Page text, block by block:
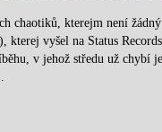
chaotiků, kterejm není
vyšel na Status
v jehož středu už chybí